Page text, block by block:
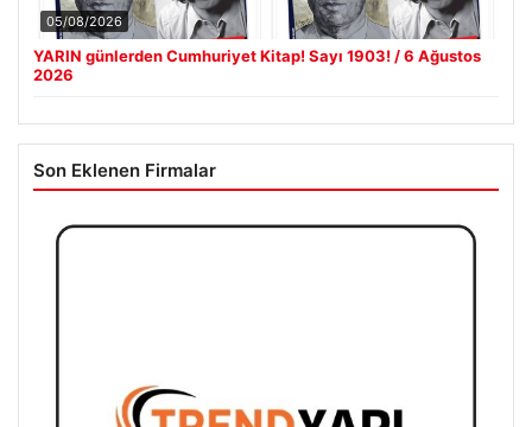
05/08/2026
YARIN günlerden Cumhuriyet Kitap! Sayı 1903! / 6 Ağustos
2026
Son Eklenen Firmalar